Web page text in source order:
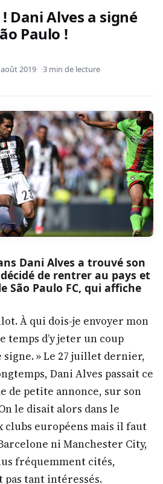
Dani Alves a signé
Paulo !
2019 3 min de lecture
Dani Alves a trouvé son
de rentrer au pays et
São Paulo FC, qui affiche
À qui dois-je envoyer mon
temps d’y jeter un coup
signe. » Le 27 juillet dernier,
Dani Alves passait ce
de petite annonce, sur son
le disait alors dans le
clubs européens mais il faut
ni Manchester City,
fréquemment cités,
pas tant intéressés.